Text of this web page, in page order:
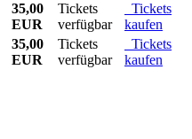
35,00
EUR
Tickets
verfügbar
Tickets
kaufen
35,00
EUR
Tickets
verfügbar
Tickets
kaufen